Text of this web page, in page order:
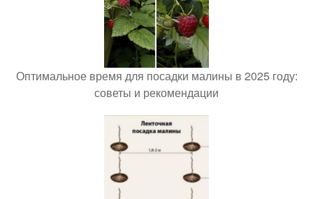
Оптимальное время для посадки малины в 2025 году:
советы и рекомендации